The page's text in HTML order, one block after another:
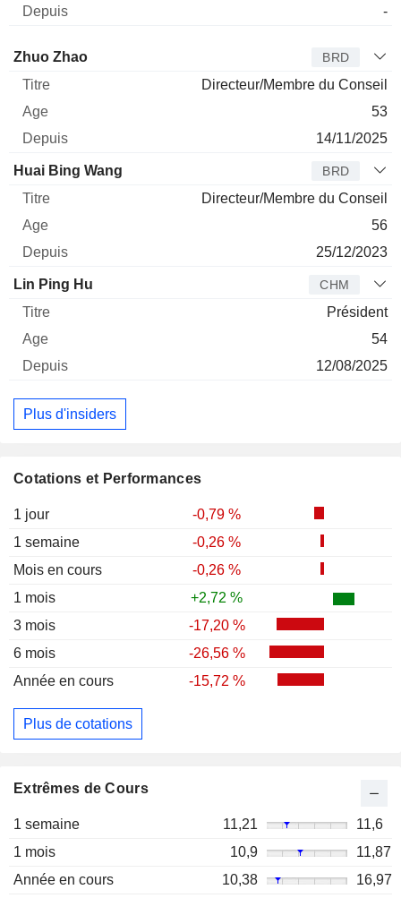
Cotations et Performances
1 jour
-0,79 %
1 semaine
-0,26 %
Mois en cours
-0,26 %
1 mois
+2,72 %
3 mois
-17,20 %
6 mois
-26,56 %
Année en cours
-15,72 %
Plus de cotations
Extrêmes de Cours
1 semaine 11,21
11,6
1 mois
10,9
11,87
Année en cours
10,38
16,97
-
Administrateur
Zhuo Zhao BRD
Directeur/Membre du Conseil
53
14/11/2025
Huai Bing Wang BRD
Directeur/Membre du Conseil
56
25/12/2023
Lin Ping Hu CHM
Président
54
12/08/2025
Plus d'insiders